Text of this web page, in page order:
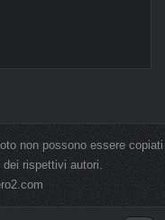
non possono essere copiati
rispettivi autori.